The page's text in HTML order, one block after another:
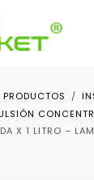
X 1 LITRO –